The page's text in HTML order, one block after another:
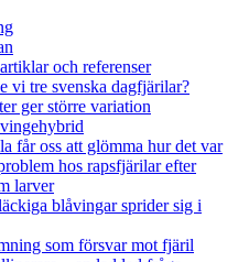
och referenser
vi tre svenska dagfjärilar?
ger större variation
får oss att glömma hur det var
hos rapsfjärilar efter
larver
blåvingar sprider sig i
som försvar mot fjäril